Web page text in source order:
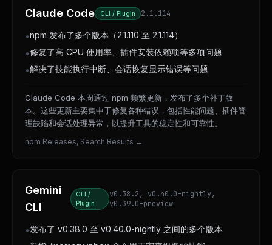
Claude Code CLI / Plugin 2.1.114
•npm 发布了多个版本（2.1.110 至 2.1.114）
•修复了高 CPU 使用率、插件安装依赖项等多项问题
•解决了技能执行中断、会话恢复显示错误等问题
Claude Code 本周通过 npm 频繁更新，发布了多个补丁版
本。这些更新主要集中于修复各种错误，包括性能问题、插件管
理缺陷和会话处理异常，以提升工具的稳定性和可靠性。
npm Releases, Search Results →
Gemini
CLI
CLI /
Plugin
v0.38.2, v0.40.0-nightly,
v0.39.0-preview
•发布了 v0.38.0 至 v0.40.0-nightly 之间的多个版本